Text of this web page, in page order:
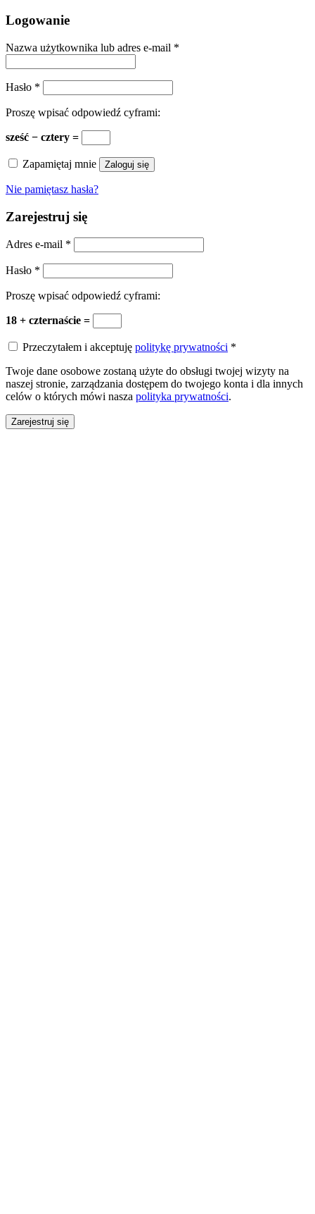
Logowanie
Nazwa użytkownika lub adres e-mail *
Hasło *
Proszę wpisać odpowiedź cyframi:
sześć − cztery =
Zapamiętaj mnie Zaloguj się
Nie pamiętasz hasła?
Zarejestruj się
Adres e-mail *
Hasło *
Proszę wpisać odpowiedź cyframi:
18 + czternaście =
Przeczytałem i akceptuję politykę prywatności *
Twoje dane osobowe zostaną użyte do obsługi twojej wizyty na
naszej stronie, zarządzania dostępem do twojego konta i dla innych
celów o których mówi nasza polityka prywatności.
Zarejestruj się